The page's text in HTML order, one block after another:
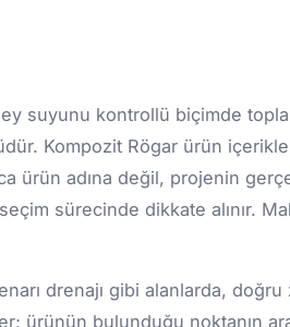
suyunu kontrollü biçimde
Kompozit Rögar ürün
ürün adına değil, projenin
sürecinde dikkate alınır.
drenajı gibi alanlarda, doğru
ürünün bulunduğu noktanın